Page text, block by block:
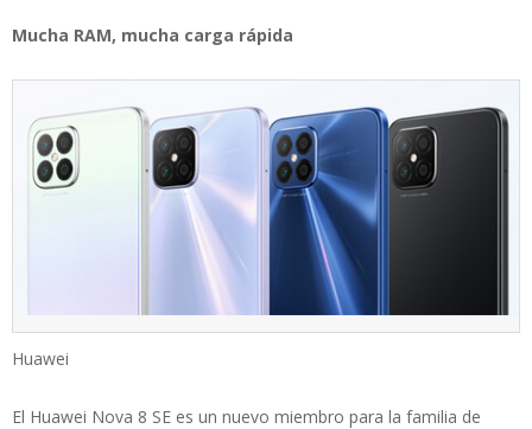
Mucha RAM, mucha carga rápida
Huawei
El Huawei Nova 8 SE es un nuevo miembro para la familia de